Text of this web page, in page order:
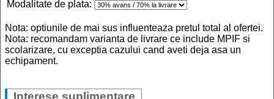
Modalitate de plata:
Nota: optiunile de mai sus influenteaza pretul total al ofertei.
Nota: recomandam varianta de livrare ce include MPIF si
scolarizare, cu exceptia cazului cand aveti deja asa un
echipament.
Interese suplimentare